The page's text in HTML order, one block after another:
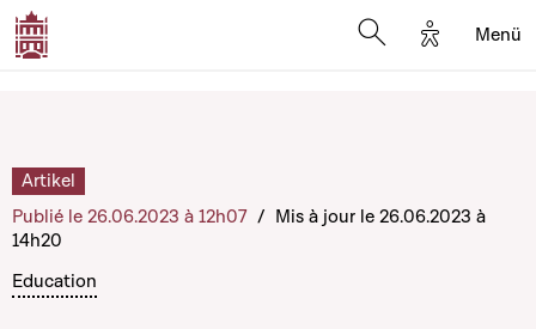
Options
Menü
Education
Artikel
Publié le 26.06.2023 à 12h07 / Mis à jour le 26.06.2023 à
14h20